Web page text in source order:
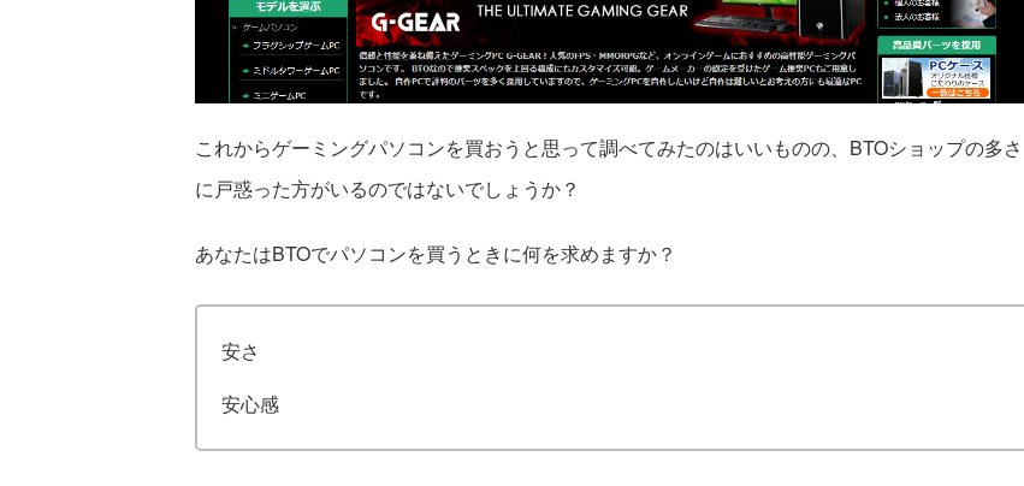
これからゲーミングパソコンを買おうと思って調べてみたのはいいものの、BTOショップの多さ
に戸惑った方がいるのではないでしょうか？
あなたはBTOでパソコンを買うときに何を求めますか？
安さ
安心感